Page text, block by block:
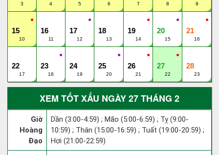
3 4 5 6 7 8 9
●
15
10
16
11
●
17
12
18
13
●
19
14
●
20
15
●
21
16
22
17
●
23
18
24
19
●
25
20
●
26
21
●
27
22
28
23
XEM TỐT XẤU NGÀY 27 THÁNG 2
Giờ
Hoàng
Đạo
Dần (3:00-4:59) ; Mão (5:00-6:59) ; Tỵ (9:00-
10:59) ; Thân (15:00-16:59) ; Tuất (19:00-20:59) ;
Hợi (21:00-22:59)